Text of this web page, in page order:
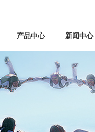
产品中心 新闻中心